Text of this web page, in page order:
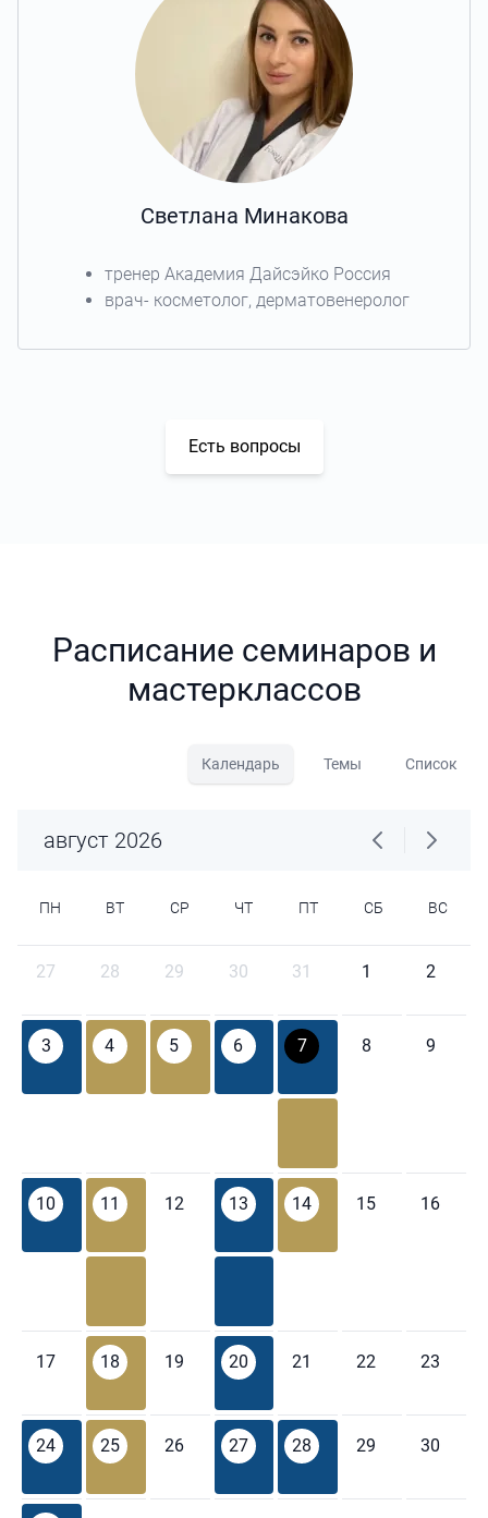
Светлана Минакова
тренер Академия Дайсэйко Россия
врач- косметолог, дерматовенеролог
Есть вопросы
Расписание семинаров и
мастерклассов
Календарь Темы Список
август 2026
ПН ВТ СР ЧТ ПТ СБ ВС
27 28 29 30 31 1 2
3 4 5 6 7 8 9
10 11 12 13 14 15 16
17 18 19 20 21 22 23
24 25 26 27 28 29 30